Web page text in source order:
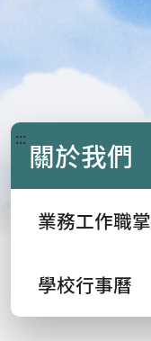
::: 關於我們
業務工作職掌
學校行事曆